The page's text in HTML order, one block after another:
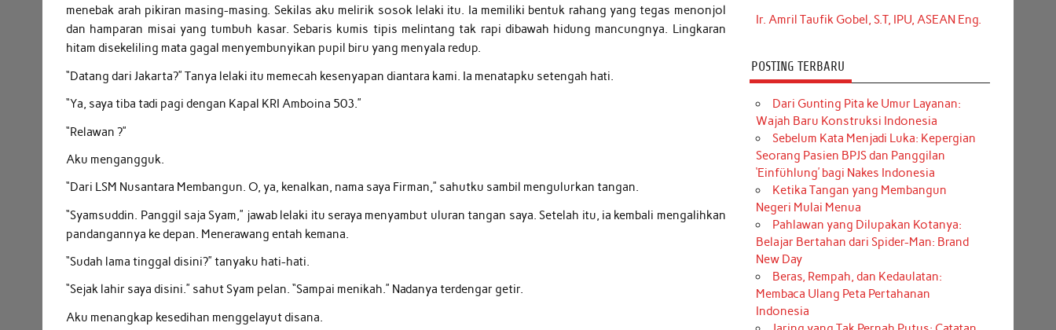
menebak arah pikiran masing-masing. Sekilas aku melirik sosok lelaki itu. Ia memiliki bentuk rahang yang tegas menonjol
dan hamparan misai yang tumbuh kasar. Sebaris kumis tipis melintang tak rapi dibawah hidung mancungnya. Lingkaran
hitam disekeliling mata gagal menyembunyikan pupil biru yang menyala redup.
“Datang dari Jakarta?” Tanya lelaki itu memecah kesenyapan diantara kami. Ia menatapku setengah hati.
“Ya, saya tiba tadi pagi dengan Kapal KRI Amboina 503.”
“Relawan ?”
Aku mengangguk.
“Dari LSM Nusantara Membangun. O, ya, kenalkan, nama saya Firman,” sahutku sambil mengulurkan tangan.
“Syamsuddin. Panggil saja Syam,” jawab lelaki itu seraya menyambut uluran tangan saya. Setelah itu, ia kembali mengalihkan
pandangannya ke depan. Menerawang entah kemana.
“Sudah lama tinggal disini?” tanyaku hati-hati.
“Sejak lahir saya disini.” sahut Syam pelan. “Sampai menikah.” Nadanya terdengar getir.
Aku menangkap kesedihan menggelayut disana.
Ir. Amril Taufik Gobel, S.T, IPU, ASEAN Eng.
POSTING TERBARU
Dari Gunting Pita ke Umur Layanan:
Wajah Baru Konstruksi Indonesia
Sebelum Kata Menjadi Luka: Kepergian
Seorang Pasien BPJS dan Panggilan
‘Einfühlung’ bagi Nakes Indonesia
Ketika Tangan yang Membangun
Negeri Mulai Menua
Pahlawan yang Dilupakan Kotanya:
Belajar Bertahan dari Spider-Man: Brand
New Day
Beras, Rempah, dan Kedaulatan:
Membaca Ulang Peta Pertahanan
Indonesia